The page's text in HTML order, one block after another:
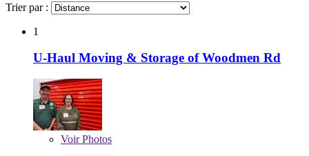
Trier par :
1
U-Haul Moving & Storage of Woodmen Rd
VoirPhotos